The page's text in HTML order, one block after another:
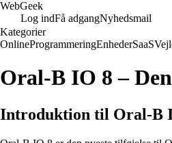
WebGeek
Log indFå adgangNyhedsmail
Kategorier
OnlineProgrammeringEnhederSaaS
Oral-B IO 8 –
Introduktion til Oral-B